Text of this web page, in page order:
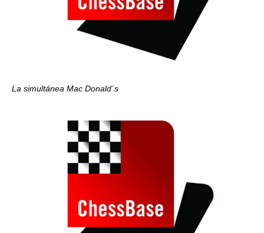
La simultánea Mac Donald´s